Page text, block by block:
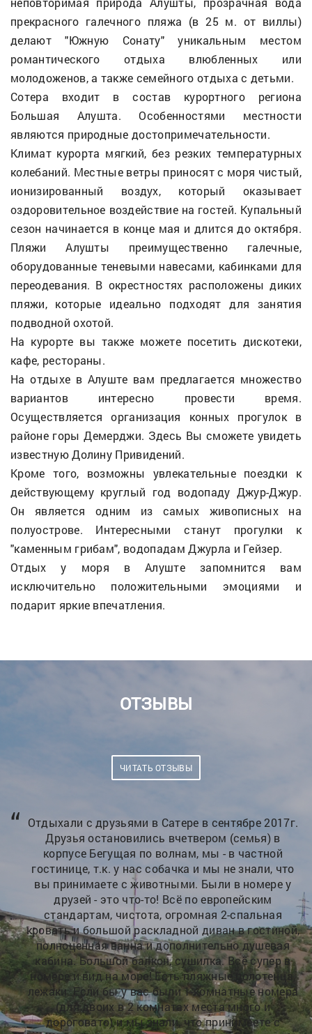
прекрасного галечного пляжа (в 25 м. от виллы)
делают "Южную Сонату" уникальным местом
романтического отдыха влюбленных или
молодоженов, а также семейного отдыха с детьми.
Сотера входит в состав курортного региона
Большая Алушта. Особенностями местности
являются природные достопримечательности.
Климат курорта мягкий, без резких температурных
колебаний. Местные ветры приносят с моря чистый,
ионизированный воздух, который оказывает
оздоровительное воздействие на гостей. Купальный
сезон начинается в конце мая и длится до октября.
Пляжи Алушты преимущественно галечные,
оборудованные теневыми навесами, кабинками для
переодевания. В окрестностях расположены диких
пляжи, которые идеально подходят для занятия
подводной охотой.
На курорте вы также можете посетить дискотеки,
кафе, рестораны.
На отдыхе в Алуште вам предлагается множество
вариантов интересно провести время.
Осуществляется организация конных прогулок в
районе горы Демерджи. Здесь Вы сможете увидеть
известную Долину Привидений.
Кроме того, возможны увлекательные поездки к
действующему круглый год водопаду Джур-Джур.
Он является одним из самых живописных на
полуострове. Интересными станут прогулки к
"каменным грибам", водопадам Джурла и Гейзер.
Отдых у моря в Алуште запомнится вам
исключительно положительными эмоциями и
подарит яркие впечатления.
ОТЗЫВЫ
ЧИТАТЬ ОТЗЫВЫ
Слово не поворачивается,что отлично,а все
намного лучьше просто СУПЕР!! Приезжайте и
удивитесь., прекрасный отдых, ВСЕМ СОВЕТУЮ
НЕ ПОЖАЛЕЕТЕ И ОПЯТЬ ВЕРНЕТЕСЬ ТОЛЬКО
СЮДА В ЮЖНУЮ СОНАТУ
Алексей 30 апреля 2018 г.